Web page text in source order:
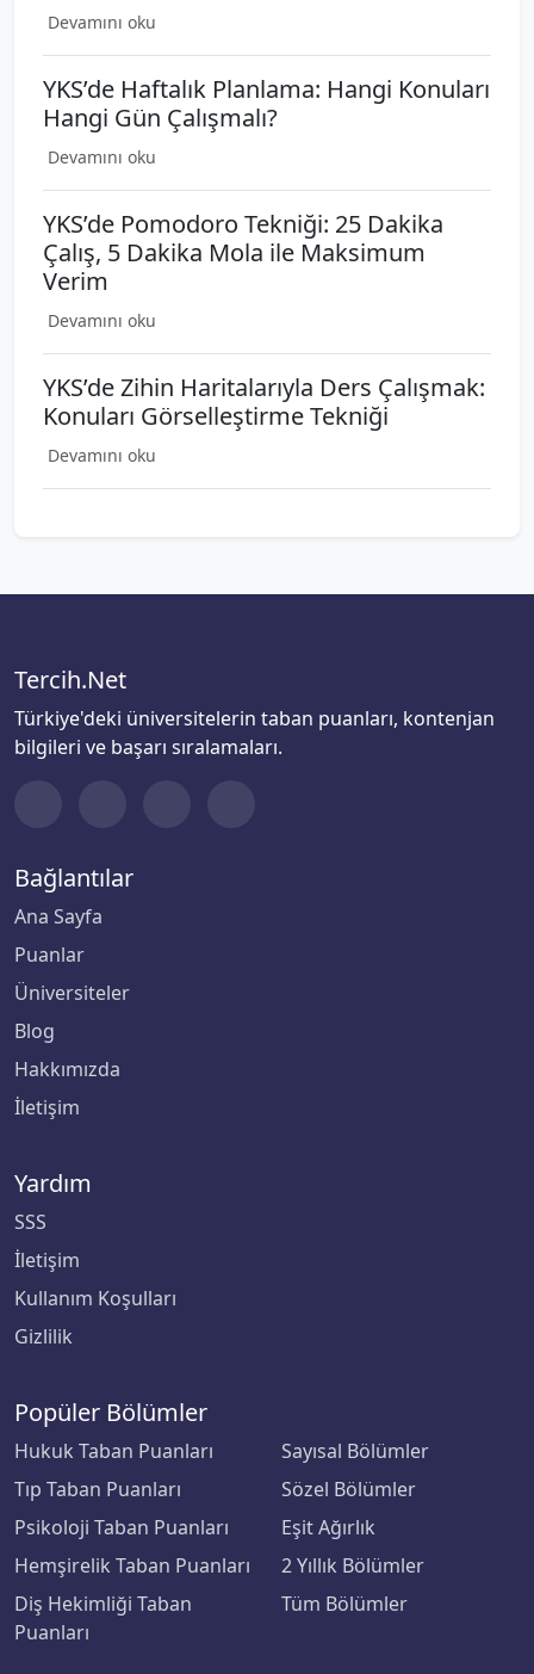
Devamını oku
YKS’de Haftalık Planlama: Hangi Konuları
Hangi Gün Çalışmalı?
Devamını oku
YKS’de Pomodoro Tekniği: 25 Dakika
Çalış, 5 Dakika Mola ile Maksimum
Verim
Devamını oku
YKS’de Zihin Haritalarıyla Ders Çalışmak:
Konuları Görselleştirme Tekniği
Devamını oku
Tercih.Net
Türkiye'deki üniversitelerin taban puanları, kontenjan
bilgileri ve başarı sıralamaları.
Bağlantılar
Ana Sayfa
Puanlar
Üniversiteler
Blog
Hakkımızda
İletişim
Yardım
SSS
İletişim
Kullanım Koşulları
Gizlilik
Popüler Bölümler
Hukuk Taban Puanları
Tıp Taban Puanları
Psikoloji Taban Puanları
Hemşirelik Taban Puanları
Diş Hekimliği Taban
Puanları
Sayısal Bölümler
Sözel Bölümler
Eşit Ağırlık
2 Yıllık Bölümler
Tüm Bölümler